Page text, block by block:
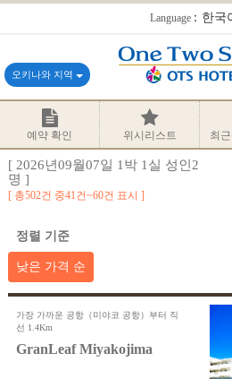
Language：한국
오키나와 지역
예약 확인 위시리스트 최
[ 2026년09월07일 1박 1실 성인2
명 ]
총502건 중41건~60건 표시
정렬 기준
낮은 가격 순
가장 가까운 공항（미야코 공항）부터 직
선 1.4Km
GranLeaf Miyakojima